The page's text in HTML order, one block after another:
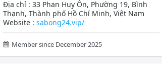
Địa chỉ : 33 Phan Huy Ôn, Phường 19, Bình
Thạnh, Thành phố Hồ Chí Minh, Việt Nam
Website : sabong24.vip/
Member since December 2025